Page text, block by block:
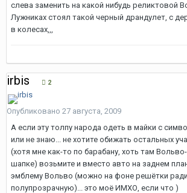
слева заменить на какой нибудь реликтовой
Лужниках стоял такой черный драндулет, с
в колесах,,,
irbis 2
Опубликовано 27 августа, 2009
А если эту толпу народа одеть в майки с
или не знаю... не хотите обижать остальных
(хотя мне как-то по барабану, хоть там
шапке) возьмите и вместо авто на заднем
эмблему Вольво (можно на фоне решётки
полупрозрачную)... это моё ИМХО, если что )